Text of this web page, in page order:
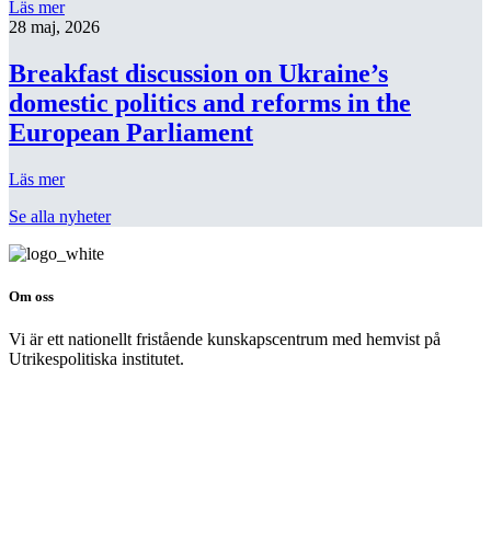
Läs mer
28 maj, 2026
Breakfast discussion on Ukraine’s
domestic politics and reforms in the
European Parliament
Läs mer
Se alla nyheter
Om oss
Vi är ett nationellt fristående kunskapscentrum med hemvist på
Utrikespolitiska institutet.